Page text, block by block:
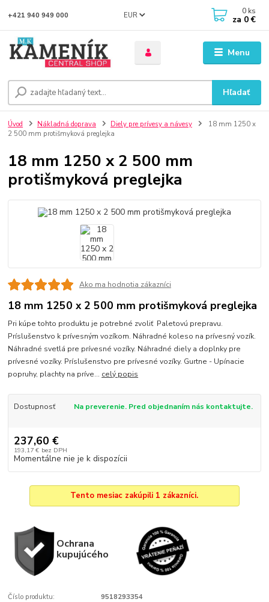
Menu
EUR
Hľadať
+421 940 949 000 0 ks
za 0 €
Úvod Nákladná doprava Diely pre prívesy a návesy
18 mm 1250 x
2 500 mm protišmyková preglejka
18 mm 1250 x 2 500 mm
protišmyková preglejka
Ako ma hodnotia zákazníci
18 mm 1250 x 2 500 mm protišmyková preglejka
Pri kúpe tohto produktu je potrebné zvoliť Paletovú prepravu.
Príslušenstvo k prívesným vozíkom. Náhradné koleso na prívesný vozík.
Náhradné svetlá pre prívesné vozíky. Náhradné diely a doplnky pre
prívesné vozíky. Príslušenstvo pre prívesné vozíky. Gurtne - Upínacie
popruhy, plachty na príve... celý popis
Dostupnosť Na preverenie. Pred objednaním nás kontaktujte.
237,60 €
193,17 € bez DPH
Momentálne nie je k dispozícii
Tento mesiac zakúpili 1 zákazníci.
Ochrana
kupujúcého
Číslo produktu: 9518293354